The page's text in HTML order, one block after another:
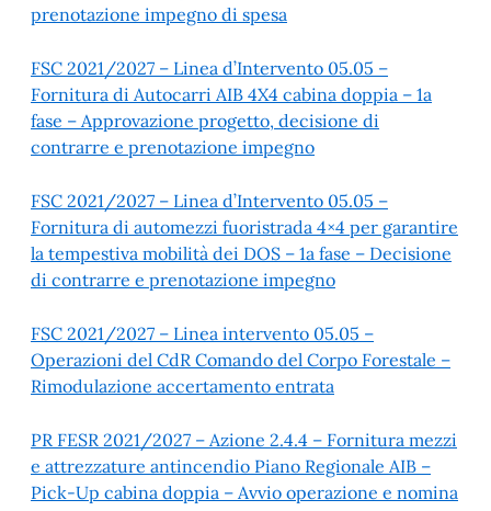
prenotazione impegno di spesa
FSC 2021/2027 – Linea d’Intervento 05.05 –
Fornitura di Autocarri AIB 4X4 cabina doppia – 1a
fase – Approvazione progetto, decisione di
contrarre e prenotazione impegno
FSC 2021/2027 – Linea d’Intervento 05.05 –
Fornitura di automezzi fuoristrada 4×4 per garantire
la tempestiva mobilità dei DOS – 1a fase – Decisione
di contrarre e prenotazione impegno
FSC 2021/2027 – Linea intervento 05.05 –
Operazioni del CdR Comando del Corpo Forestale –
Rimodulazione accertamento entrata
PR FESR 2021/2027 – Azione 2.4.4 – Fornitura mezzi
e attrezzature antincendio Piano Regionale AIB –
Pick-Up cabina doppia – Avvio operazione e nomina